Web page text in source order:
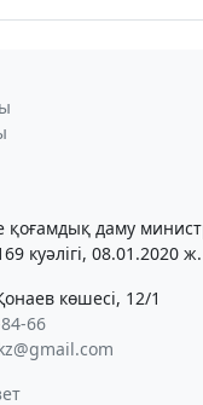
даму
куәлігі, 08.01.2020 ж.
көшесі, 12/1
66